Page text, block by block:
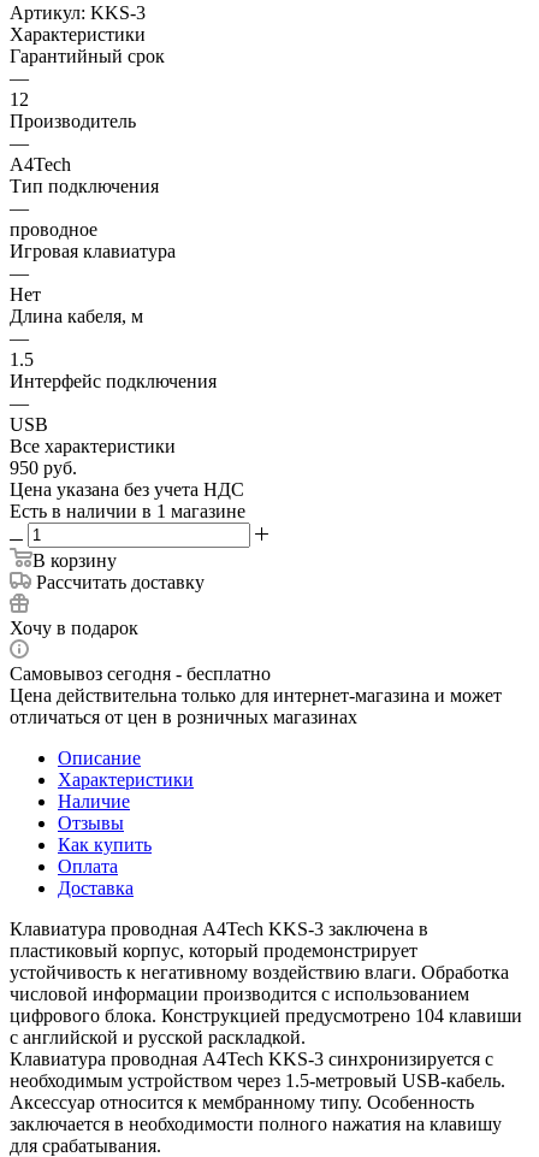
Артикул: KKS-3
Характеристики
Гарантийный срок
—
12
Производитель
—
A4Tech
Тип подключения
—
проводное
Игровая клавиатура
—
Нет
Длина кабеля, м
—
1.5
Интерфейс подключения
—
USB
Все характеристики
950 руб.
Цена указана без учета НДС
Есть в наличии в 1 магазине
В корзину
Рассчитать доставку
Хочу в подарок
Самовывоз сегодня - бесплатно
Цена действительна только для интернет-магазина и может
отличаться от цен в розничных магазинах
Описание
Характеристики
Наличие
Отзывы
Как купить
Оплата
Доставка
Клавиатура проводная A4Tech KKS-3 заключена в
пластиковый корпус, который продемонстрирует
устойчивость к негативному воздействию влаги. Обработка
числовой информации производится с использованием
цифрового блока. Конструкцией предусмотрено 104 клавиши
с английской и русской раскладкой.
Клавиатура проводная A4Tech KKS-3 синхронизируется с
необходимым устройством через 1.5-метровый USB-кабель.
Аксессуар относится к мембранному типу. Особенность
заключается в необходимости полного нажатия на клавишу
для срабатывания.